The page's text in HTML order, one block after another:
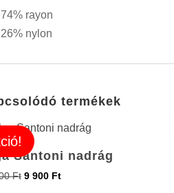
74% rayon
26% nylon
termékek
Santoni nadrág
Ft 9 900 Ft